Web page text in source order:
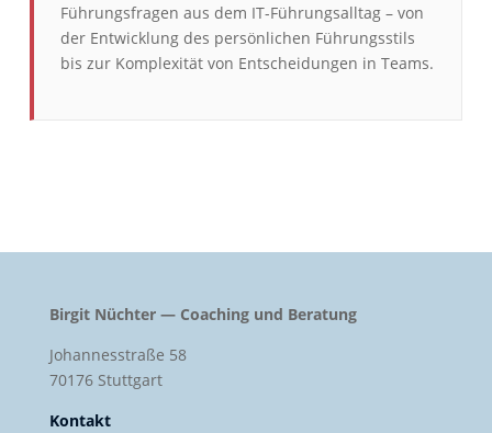
Führungsfragen aus dem IT-Führungsalltag – von
der Entwicklung des persönlichen Führungsstils
bis zur Komplexität von Entscheidungen in Teams.
Birgit Nüchter — Coaching und Beratung
Johannesstraße 58
70176 Stuttgart
Kontakt